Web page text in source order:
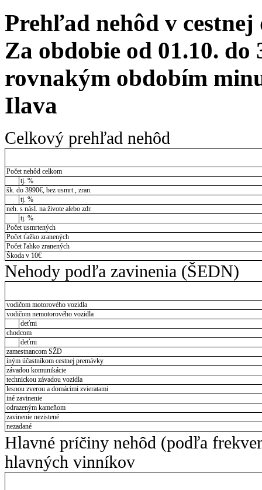
Prehľad nehôd v cestnej
Za obdobie od 01.10. do
rovnakým obdobím
Ilava
Celkový prehľad nehôd
Počet nehôd celkom
tj. %
šk. do 3990€, bez usmrt., zran.
tj. %
neh. s násl. na živote alebo zdr.
tj. %
Počet usmrtených
Počet ťažko zranených
Počet ľahko zranených
Škoda v 10€
Nehody podľa zavinenia (ŠEDN)
vodičom motorového vozidla
vodičom nemotorového vozidla
deťmi
chodcom
deťmi
zamestnancom SŽD
iným účastníkom cestnej premávky
závadou komunikácie
technickou závadou vozidla
lesnou zverou a domácimi zvieratami
iné zavinenie
odrazeným kameňom
zavinenie nezistené
nezadané
Hlavné príčiny nehôd (podľa
hlavných vinníkov